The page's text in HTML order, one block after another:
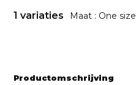
1 variaties Maat : One size
Productomschrijving